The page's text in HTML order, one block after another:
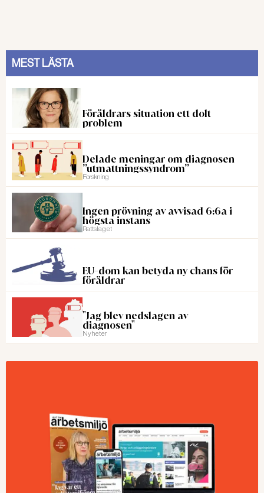
MEST LÄSTA
Föräldrars situation ett dolt
problem
Delade meningar om diagnosen
”utmattningssyndrom”
Forskning
Ingen prövning av avvisad 6:6a i
högsta instans
Rattslaget
EU-dom kan betyda ny chans för
föräldrar
"Jag blev nedslagen av
diagnosen"
Nyheter